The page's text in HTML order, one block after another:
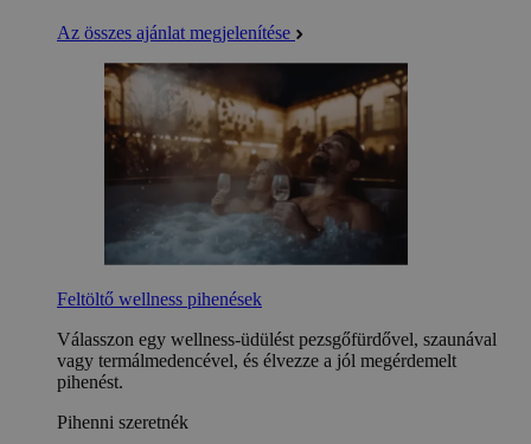
Az összes ajánlat megjelenítése
Feltöltő wellness pihenések
Válasszon egy wellness-üdülést pezsgőfürdővel, szaunával
vagy termálmedencével, és élvezze a jól megérdemelt
pihenést.
Pihenni szeretnék